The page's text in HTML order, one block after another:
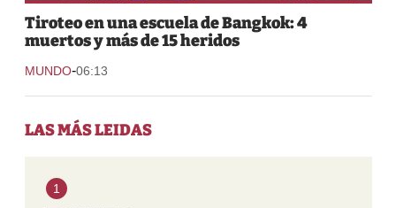
Tiroteo en una escuela de Bangkok: 4
muertos y más de 15 heridos
MUNDO-06:13
LAS MÁS LEIDAS
1